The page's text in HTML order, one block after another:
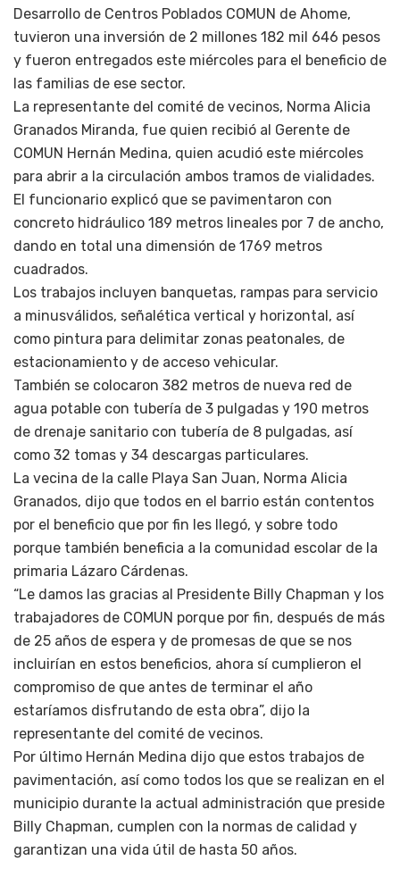
Desarrollo de Centros Poblados COMUN de Ahome,
tuvieron una inversión de 2 millones 182 mil 646 pesos
y fueron entregados este miércoles para el beneficio de
las familias de ese sector.
La representante del comité de vecinos, Norma Alicia
Granados Miranda, fue quien recibió al Gerente de
COMUN Hernán Medina, quien acudió este miércoles
para abrir a la circulación ambos tramos de vialidades.
El funcionario explicó que se pavimentaron con
concreto hidráulico 189 metros lineales por 7 de ancho,
dando en total una dimensión de 1769 metros
cuadrados.
Los trabajos incluyen banquetas, rampas para servicio
a minusválidos, señalética vertical y horizontal, así
como pintura para delimitar zonas peatonales, de
estacionamiento y de acceso vehicular.
También se colocaron 382 metros de nueva red de
agua potable con tubería de 3 pulgadas y 190 metros
de drenaje sanitario con tubería de 8 pulgadas, así
como 32 tomas y 34 descargas particulares.
La vecina de la calle Playa San Juan, Norma Alicia
Granados, dijo que todos en el barrio están contentos
por el beneficio que por fin les llegó, y sobre todo
porque también beneficia a la comunidad escolar de la
primaria Lázaro Cárdenas.
“Le damos las gracias al Presidente Billy Chapman y los
trabajadores de COMUN porque por fin, después de más
de 25 años de espera y de promesas de que se nos
incluirían en estos beneficios, ahora sí cumplieron el
compromiso de que antes de terminar el año
estaríamos disfrutando de esta obra”, dijo la
representante del comité de vecinos.
Por último Hernán Medina dijo que estos trabajos de
pavimentación, así como todos los que se realizan en el
municipio durante la actual administración que preside
Billy Chapman, cumplen con la normas de calidad y
garantizan una vida útil de hasta 50 años.